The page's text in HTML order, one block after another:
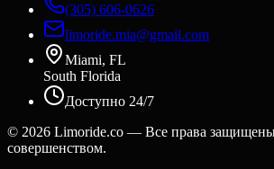
(305) 606-0626
limoride.mia@gmail.com
Miami, FL
South Florida
Доступно 24/7
© 2026 Limoride.co — Все права
совершенством.